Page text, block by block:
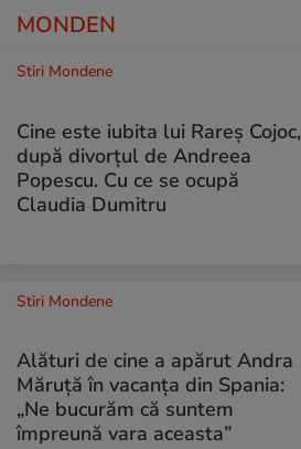
MONDEN
Stiri Mondene
Cine este iubita lui Rareș Cojoc,
după divorțul de Andreea
Popescu. Cu ce se ocupă
Claudia Dumitru
Stiri Mondene
Alături de cine a apărut Andra
Măruță în vacanța din Spania:
„Ne bucurăm că suntem
împreună vara aceasta”